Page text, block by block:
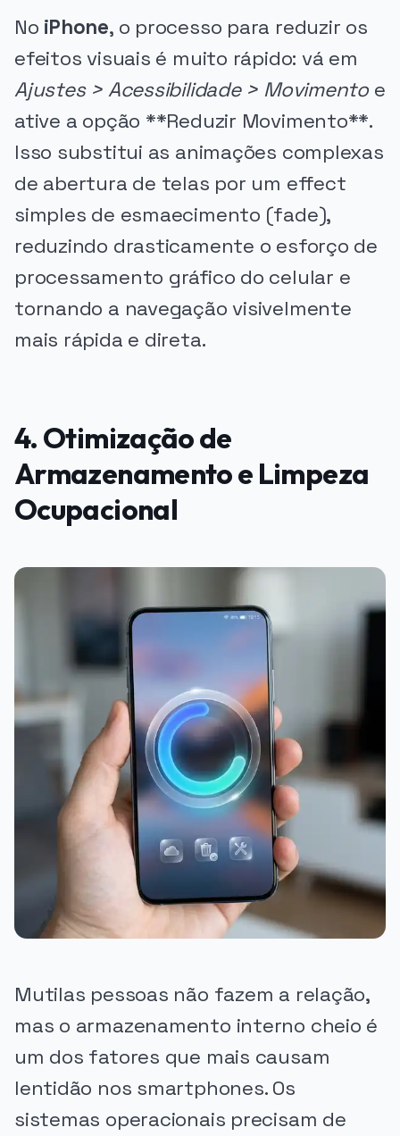
No iPhone, o processo para reduzir os
efeitos visuais é muito rápido: vá em
Ajustes > Acessibilidade > Movimentoe
ative a opção **Reduzir Movimento**.
Isso substitui as animações complexas
de abertura de telas por um effect
simples de esmaecimento (fade),
reduzindo drasticamente o esforço de
processamento gráfico do celular e
tornando a navegação visivelmente
mais rápida e direta.
4. Otimização de
Armazenamento e Limpeza
Ocupacional
Mutilas pessoas não fazem a relação,
mas o armazenamento interno cheio é
um dos fatores que mais causam
lentidão nos smartphones. Os
sistemas operacionais precisam de